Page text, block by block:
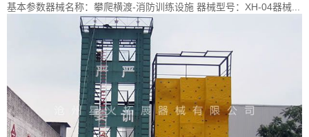
基本参数器械名称：攀爬横渡-消防训练设施 器械型号：XH-04器械...